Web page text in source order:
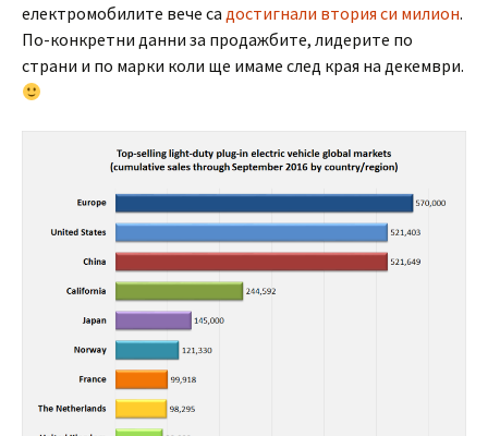
електромобилите вече са достигнали втория си милион.
По-конкретни данни за продажбите, лидерите по
страни и по марки коли ще имаме след края на декември.